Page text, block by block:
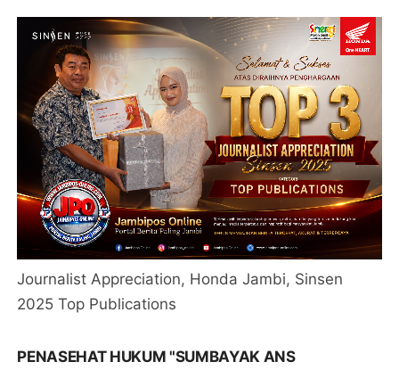
Journalist Appreciation, Honda Jambi, Sinsen
2025 Top Publications
PENASEHAT HUKUM "SUMBAYAK ANS